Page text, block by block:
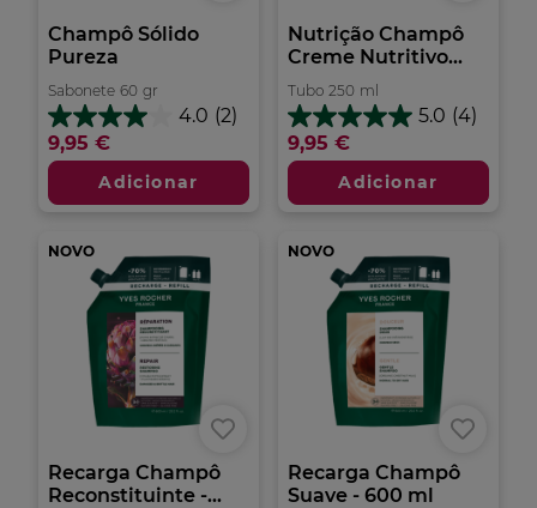
Champô Sólido
Pureza
Sabonete 60 gr
4.0 (2)
4.0
em
5
estrelas.
2
9,95 €
Adicionar
Nutrição Champô
Creme Nutritivo...
Tubo 250 ml
5.0 (4)
5.0
em
5
estrelas.
4
9,95 €
Adicionar
NOVO
Recarga Champô
Reconstituinte -...
NOVO
Recarga Champô
Suave - 600 ml